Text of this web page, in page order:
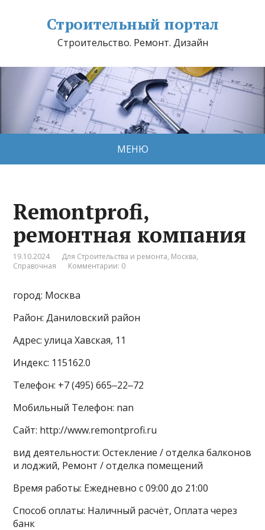
Строительный портал
Строительство. Ремонт. Дизайн
МЕНЮ
Remontprofi,
ремонтная компания
19.10.2024 Для Строительства и ремонта, Москва,
Справочная
Комментарии: 0
город: Москва
Район: Даниловский район
Адрес: улица Хавская, 11
Индекс: 115162.0
Телефон: +7 (495) 665‒22‒72
Мобильный Телефон: nan
Сайт: http://www.remontprofi.ru
вид деятельности: Остекление / отделка балконов
и лоджий, Ремонт / отделка помещений
Время работы: Ежедневно с 09:00 до 21:00
Способ оплаты: Наличный расчёт, Оплата через
банк